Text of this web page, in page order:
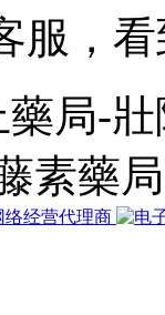
服，
局-
素藥